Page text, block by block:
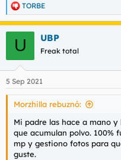
R
e
a
e
s
TORBE
U UBP
Freak total
5 Sep 2021
Morzhilla rebuznó:
Mi padre las hace a mano
que acumulan polvo. 100%
mp y gestiono fotos para
guste.